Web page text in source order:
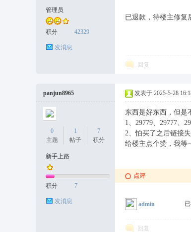
管理员
积分 42329
发消息
已退款，待楼主修复
回复
panjun8965
0
主题
1
帖子
7
积分
新手上路
积分 7
发消息
发表于 2025-5-28
东西是好东西，但是
1、29779、29777、
2、怕买了之后链接
给楼主点个赞，我等
点评
admin
回复